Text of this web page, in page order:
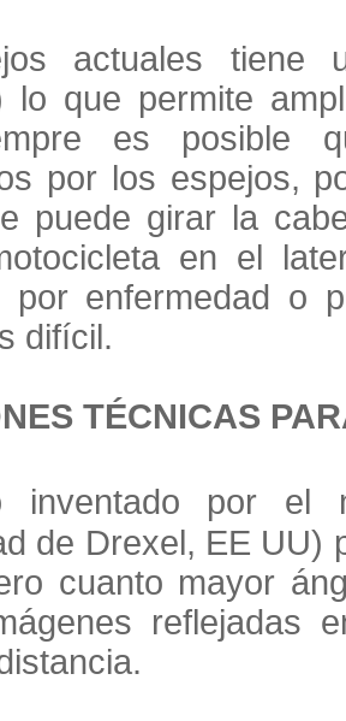
actuales tiene
lo que permite
es posible
por los espejos,
puede girar la
en el
por enfermedad o
difícil.
TÉCNICAS
inventado por el
de Drexel, EE UU)
cuanto mayor
reflejadas